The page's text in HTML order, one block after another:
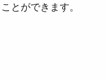
とができます。